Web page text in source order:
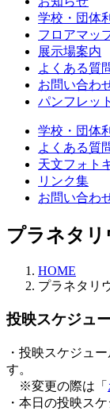
学校・団体
フロアマッ
展示場案内
よくある質
お問い合わ
パンフレット
学校・団体
よくある質
天文フォト
リンク集
お問い合わ
プラネタリ
HOME
プラネタリ
投映スケジュ
・投映スケジュ
す。
※変更の際は「
・本日の投映スケ